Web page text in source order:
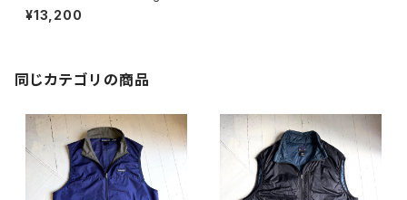
a" retro-x vest
¥13,200
同じカテゴリの商品